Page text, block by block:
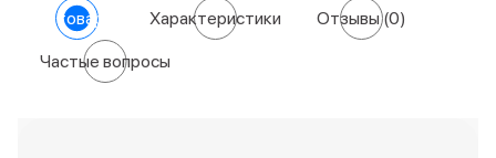
О товаре Характеристики Отзывы(0)
Частые вопросы